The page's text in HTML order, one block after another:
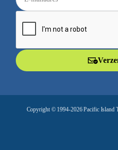
-
a
Copyright © 1994-2026 Pacific Island